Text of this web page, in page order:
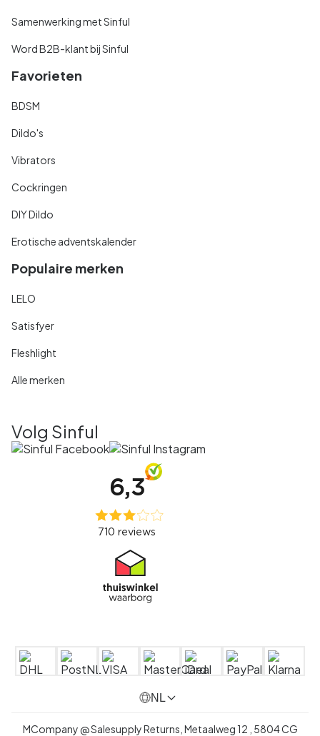
Samenwerking met Sinful
Word B2B-klant bij Sinful
Favorieten
BDSM
Dildo's
Vibrators
Cockringen
DIY Dildo
Erotische adventskalender
Populaire merken
LELO
Satisfyer
Fleshlight
Alle merken
Volg Sinful
NL
MCompany @ Salesupply Returns, Metaalweg 12 5804 CG